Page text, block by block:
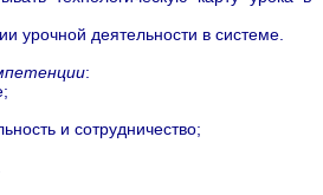
урочной деятельности в системе.
:
и сотрудничество;